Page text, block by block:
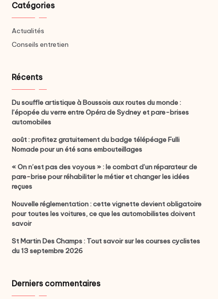
Catégories
Actualités
Conseils entretien
Récents
Du souffle artistique à Boussois aux routes du monde :
l’épopée du verre entre Opéra de Sydney et pare-brises
automobiles
août : profitez gratuitement du badge télépéage Fulli
Nomade pour un été sans embouteillages
« On n’est pas des voyous » : le combat d’un réparateur de
pare-brise pour réhabiliter le métier et changer les idées
reçues
Nouvelle réglementation : cette vignette devient obligatoire
pour toutes les voitures, ce que les automobilistes doivent
savoir
St Martin Des Champs : Tout savoir sur les courses cyclistes
du 13 septembre 2026
Derniers commentaires